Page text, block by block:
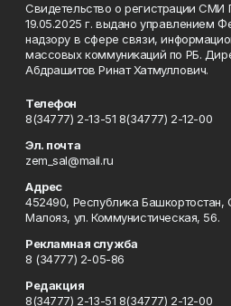
Свидетельство о регистрации
19.05.2025 г. выдано управлением
надзору в сфере связи,
массовых коммуникаций по РБ.
Абдрашитов Ринат Хатмуллович.
Телефон
8(34777) 2-13-51 8(34777) 2-12-00
Эл. почта
zem_sal@mail.ru
Адрес
452490, Республика Башкортостан,
Малояз, ул. Коммунистическая, 56.
Рекламная служба
8 (34777) 2-05-86
Редакция
8(34777) 2-13-51 8(34777) 2-12-00